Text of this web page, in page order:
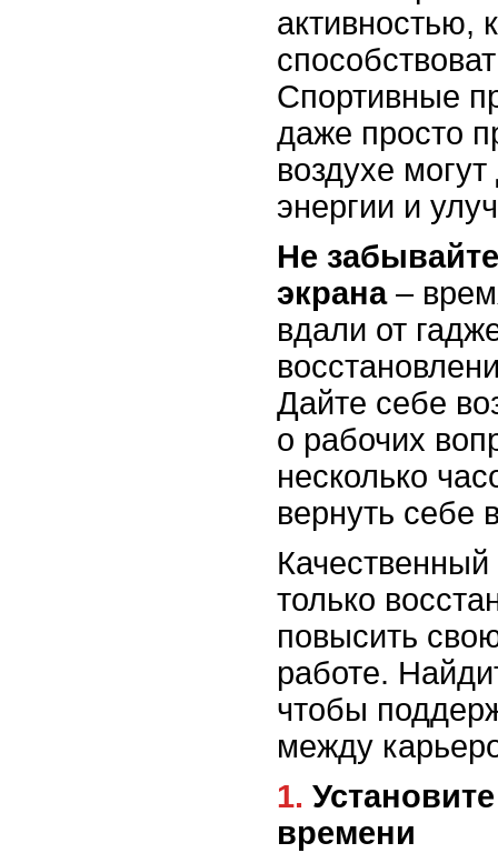
активностью,
Спортивные
даже просто
воздухе
энергии и
Не
экрана–
вдали от
Дайте себе
о рабочих
несколько
вернуть себе
только
повысить
работе.
чтобы
между
1. Установите четкие границы
времени